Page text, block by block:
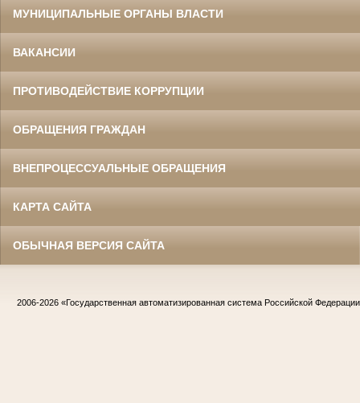
МУНИЦИПАЛЬНЫЕ ОРГАНЫ ВЛАСТИ
ВАКАНСИИ
ПРОТИВОДЕЙСТВИЕ КОРРУПЦИИ
ОБРАЩЕНИЯ ГРАЖДАН
ВНЕПРОЦЕССУАЛЬНЫЕ ОБРАЩЕНИЯ
КАРТА САЙТА
ОБЫЧНАЯ ВЕРСИЯ САЙТА
2006-2026 «Государственная автоматизированная система Российской